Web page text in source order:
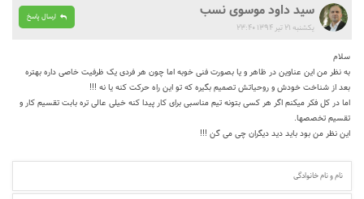
ارسال پاسخ سید داود موسوی نسب
یکشنبه ۲۱ تیر ۱۳۹۴ ۲۳:۴۰
سلام
به نظر من این عناوین در ظاهر و یا بصورت فنی خوبه اما چون هر فردی یک ظرفیت خاصی داره بهتره
بعد از شناخت خودش و روحیاتش تصمیم بگیره که تو این راه حرکت کنه یا نه !!!
اما در کل فکر میکنم اگر هر کسی بتونه تیم مناسبی برای کار پیدا کنه خیلی عالی تره بابت تقسیم کار و
تقسیم تخصصها.
این نظر من بود باید دید دیگران چی می گن !!!